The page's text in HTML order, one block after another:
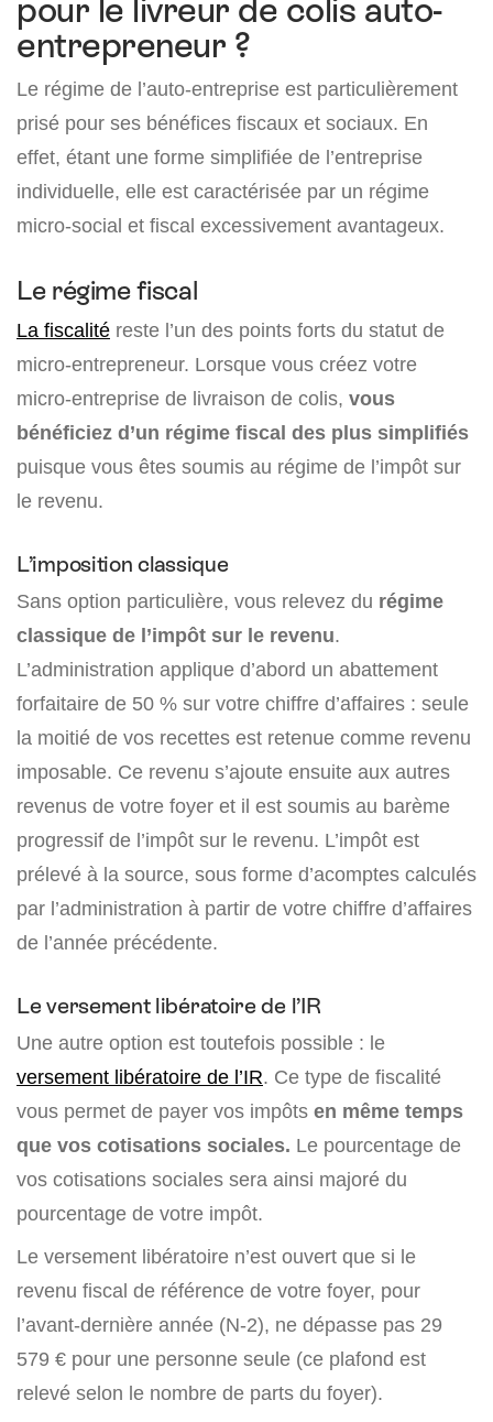
pour le livreur de colis auto-
entrepreneur ?
Le régime de l’auto-entreprise est particulièrement
prisé pour ses bénéfices fiscaux et sociaux. En
effet, étant une forme simplifiée de l’entreprise
individuelle, elle est caractérisée par un régime
micro-social et fiscal excessivement avantageux.
Le régime fiscal
La fiscalité reste l’un des points forts du statut de
micro-entrepreneur. Lorsque vous créez votre
micro-entreprise de livraison de colis, vous
bénéficiez d’un régime fiscal des plus simplifiés
puisque vous êtes soumis au régime de l’impôt sur
le revenu.
L’imposition classique
Sans option particulière, vous relevez du régime
classique de l’impôt sur le revenu.
L’administration applique d’abord un abattement
forfaitaire de 50 % sur votre chiffre d’affaires : seule
la moitié de vos recettes est retenue comme revenu
imposable. Ce revenu s’ajoute ensuite aux autres
revenus de votre foyer et il est soumis au barème
progressif de l’impôt sur le revenu. L’impôt est
prélevé à la source, sous forme d’acomptes calculés
par l’administration à partir de votre chiffre d’affaires
de l’année précédente.
Le versement libératoire de l’IR
Une autre option est toutefois possible : le
versement libératoire de l’IR. Ce type de fiscalité
vous permet de payer vos impôts en même temps
que vos cotisations sociales. Le pourcentage de
vos cotisations sociales sera ainsi majoré du
pourcentage de votre impôt.
Le versement libératoire n’est ouvert que si le
revenu fiscal de référence de votre foyer, pour
l’avant-dernière année (N-2), ne dépasse pas 29
579 € pour une personne seule (ce plafond est
relevé selon le nombre de parts du foyer).